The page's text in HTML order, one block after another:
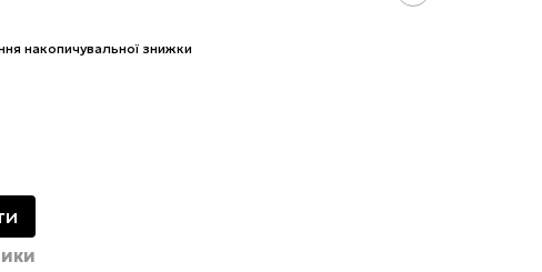
накопичувальної знижки